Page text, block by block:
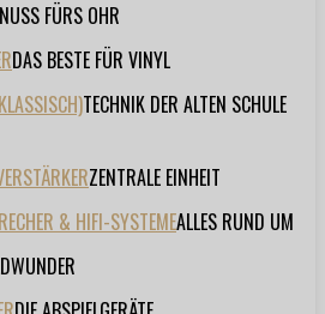
FÜRS OHR
DAS BESTE FÜR VINYL
TECHNIK DER ALTEN SCHULE
ZENTRALE EINHEIT
& HIFI-SYSTEMEALLES RUND UM